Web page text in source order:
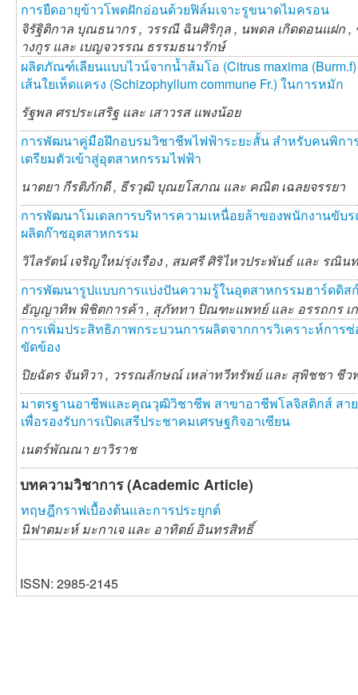
การยืดอายุข้าวโพดฝักอ่อนด้วยฟิล์มเจาะรูขนาดไมครอน
จิรัฐิติกาล บุณธนากร , วรรณี ฉินศิริกุล , นพดล เกิดดอนแฝก ,
างกูร และ เบญจวรรณ ธรรมธนารักษ์
ผลิตภัณฑ์เลียนแบบไวน์จากน้ำส้มโอ (Citrus maxima
เส้นใยเห็ดแครง (Schizophyllum commune Fr.) ในการหมัก
รัฐพล ศรประเสริฐ และ เสาวรส แพงน้อย
การพัฒนาคู่มือฝึกอบรมวิชาชีพไฟฟ้าระยะสั้น สำหรับคนพิกา
เตรียมตัวเข้าสู่อุตสาหกรรมไฟฟ้า
นาตยา กีรติภักดี , ธีรวุฒิ บุณยโสภณ และ คณิต เฉลยจรรยา
การพัฒนาโมเดลการบริหารความเหนื่อยล้าของพนักงานขับ
ผลิตก๊าซอุตสาหกรรม
วิไลรัตน์ เจริญใหม่รุ่งเรือง , สมศรี ศิริไหวประพันธ์ และ รณิน
การพัฒนารูปแบบการแบ่งปันความรู้ในอุตสาหกรรมฮาร์ดดิส
ธัญญาทิพ พิชิตการค้า , สุภัททา ปิณฑะแพทย์ และ อรรถกร เ
การเพิ่มประสิทธิภาพกระบวนการผลิตจากการวิเคราะห์การซ่
ขัดข้อง
ปิยฉัตร จันทิวา , วรรณลักษณ์ เหล่าทวีทรัพย์ และ สุพิชชา ชีว
มาตรฐานอาชีพและคุณวุฒิวิชาชีพ สาขาอาชีพโลจิสติกส์ สาย
เพื่อรองรับการเปิดเสรีประชาคมเศรษฐกิจอาเซียน
เนตร์พัณณา ยาวิราช
บทความวิชาการ (Academic Article)
ทฤษฎีกราฟเบื้องต้นและการประยุกต์
นิฟาตมะห์ มะกาเจ และ อาทิตย์ อินทรสิทธิ์
ISSN: 2985-2145